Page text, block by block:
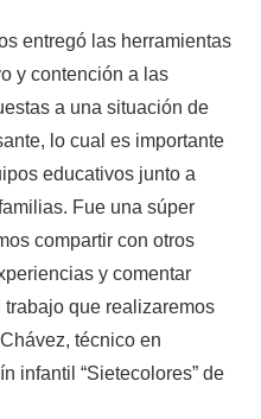
entregó las herramientas
y contención a las
a una situación de
lo cual es importante
educativos junto a
Fue una súper
compartir con otros
y comentar
que realizaremos
técnico en
infantil “Sietecolores” de